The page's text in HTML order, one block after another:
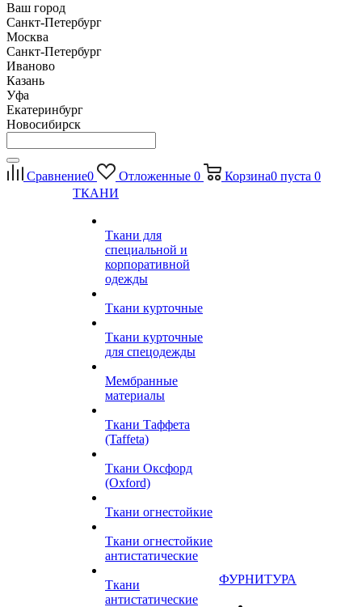
Ваш город
Санкт-Петербург
Москва
Санкт-Петербург
Иваново
Казань
Уфа
Екатеринбург
Новосибирск
Сравнение0 Отложенные 0 Корзина0 пуста 0
ТКАНИ
Ткани для
специальной и
корпоративной
одежды
Ткани курточные
Ткани курточные
для спецодежды
Мембранные
материалы
Ткани Таффета
(Taffeta)
Ткани Оксфорд
(Oxford)
Ткани огнестойкие
Ткани огнестойкие
антистатические
Ткани
антистатические
ФУРНИТУРА